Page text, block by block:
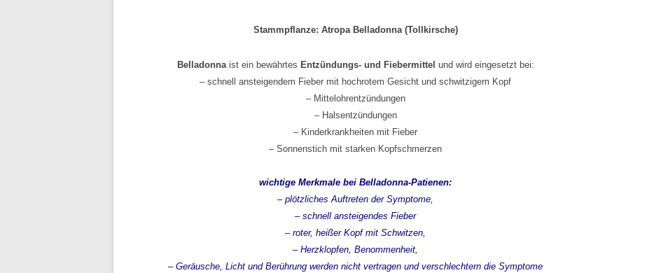
Stammpflanze: Atropa Belladonna (Tollkirsche)
Belladonnaist ein bewährtes Entzündungs- und Fiebermittel und wird eingesetzt bei:
– schnell ansteigendem Fieber mit hochrotem Gesicht und schwitzigem Kopf
– Mittelohrentzündungen
– Halsentzündungen
– Kinderkrankheiten mit Fieber
– Sonnenstich mit starken Kopfschmerzen
wichtige Merkmale bei Belladonna-Patienen:
– plötzliches Auftreten der Symptome,
– schnell ansteigendes Fieber
– roter, heißer Kopf mit Schwitzen,
– Herzklopfen, Benommenheit,
– Geräusche, Licht und Berührung werden nicht vertragen und verschlechtern die Symptome